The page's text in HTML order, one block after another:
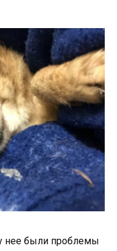
нее были проблемы